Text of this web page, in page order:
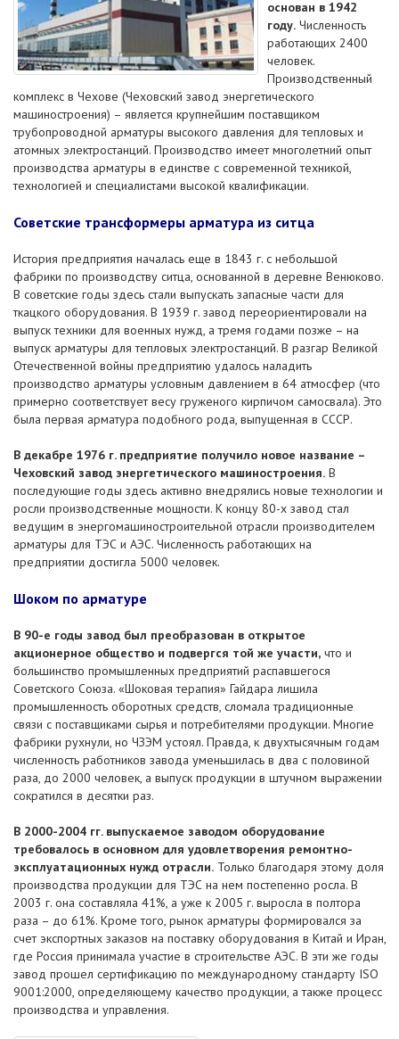
основан в 1942
году. Численность
работающих 2400
человек.
Производственный
комплекс в Чехове (Чеховский завод энергетического
машиностроения) – является крупнейшим поставщиком
трубопроводной арматуры высокого давления для тепловых и
атомных электростанций. Производство имеет многолетний опыт
производства арматуры в единстве с современной техникой,
технологией и специалистами высокой квалификации.
Советские трансформеры арматура из ситца
История предприятия началась еще в 1843 г. с небольшой
фабрики по производству ситца, основанной в деревне Венюково.
В советские годы здесь стали выпускать запасные части для
ткацкого оборудования. В 1939 г. завод переориентировали на
выпуск техники для военных нужд, а тремя годами позже – на
выпуск арматуры для тепловых электростанций. В разгар Великой
Отечественной войны предприятию удалось наладить
производство арматуры условным давлением в 64 атмосфер (что
примерно соответствует весу груженого кирпичом самосвала). Это
была первая арматура подобного рода, выпущенная в СССР.
В декабре 1976 г. предприятие получило новое название –
Чеховский завод энергетического машиностроения. В
последующие годы здесь активно внедрялись новые технологии и
росли производственные мощности. К концу 80-х завод стал
ведущим в энергомашиностроительной отрасли производителем
арматуры для ТЭС и АЭС. Численность работающих на
предприятии достигла 5000 человек.
Шоком по арматуре
В 90-е годы завод был преобразован в открытое
акционерное общество и подвергся той же участи, что и
большинство промышленных предприятий распавшегося
Советского Союза. «Шоковая терапия» Гайдара лишила
промышленность оборотных средств, сломала традиционные
связи с поставщиками сырья и потребителями продукции. Многие
фабрики рухнули, но ЧЗЭМ устоял. Правда, к двухтысячным годам
численность работников завода уменьшилась в два с половиной
раза, до 2000 человек, а выпуск продукции в штучном выражении
сократился в десятки раз.
В 2000-2004 гг. выпускаемое заводом оборудование
требовалось в основном для удовлетворения ремонтно-
эксплуатационных нужд отрасли. Только благодаря этому доля
производства продукции для ТЭС на нем постепенно росла. В
2003 г. она составляла 41%, а уже к 2005 г. выросла в полтора
раза – до 61%. Кроме того, рынок арматуры формировался за
счет экспортных заказов на поставку оборудования в Китай и Иран,
где Россия принимала участие в строительстве АЭС. В эти же годы
завод прошел сертификацию по международному стандарту ISO
9001:2000, определяющему качество продукции, а также процесс
производства и управления.